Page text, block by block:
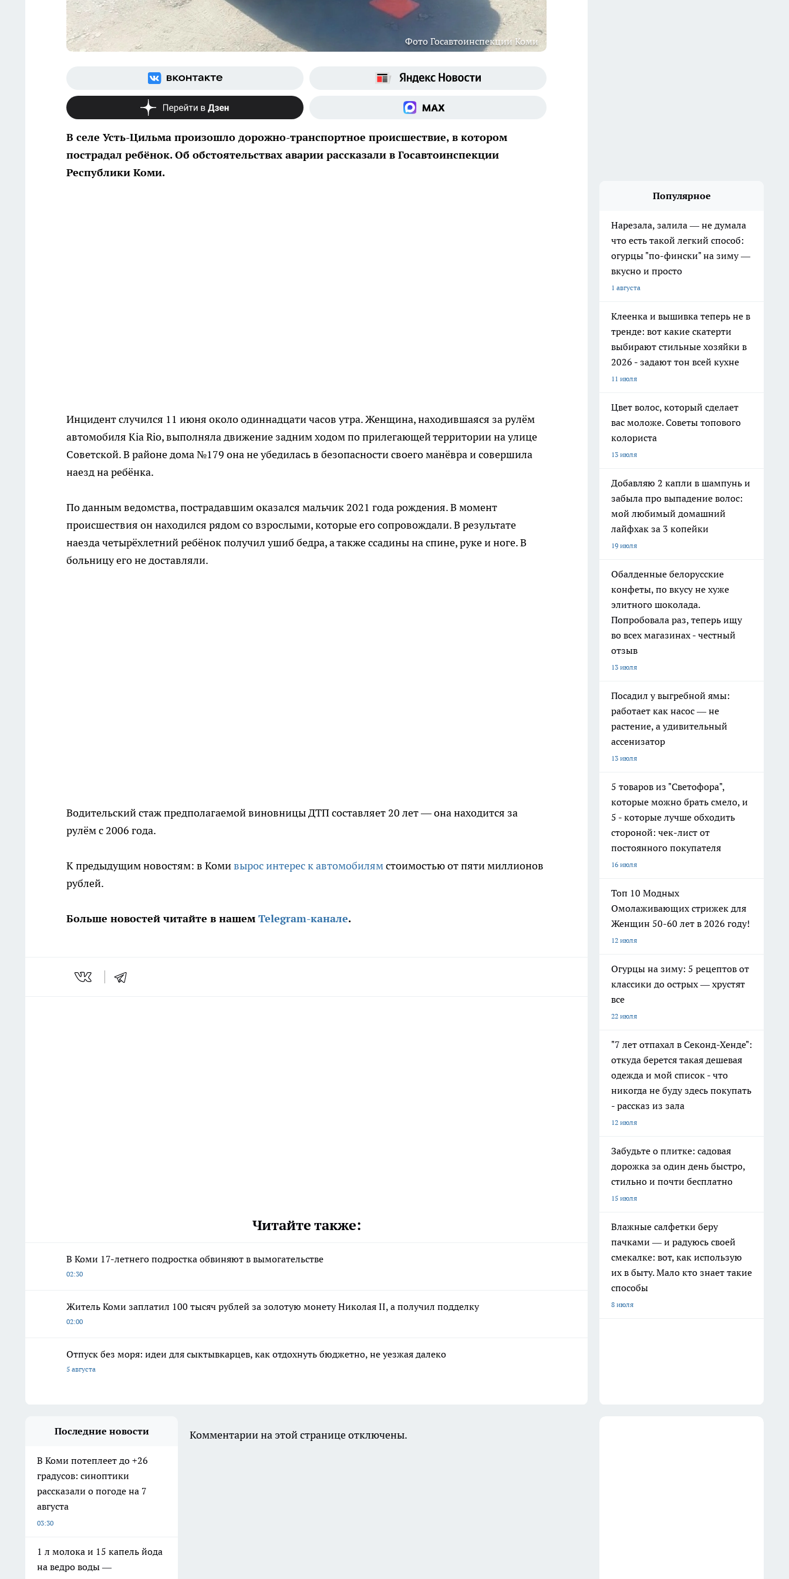
Фото Госавтоинспекции Коми
В селе Усть-Цильма произошло дорожно-транспортное происшествие, в котором
пострадал ребёнок. Об обстоятельствах аварии рассказали в Госавтоинспекции
Республики Коми.
Инцидент случился 11 июня около одиннадцати часов утра. Женщина, находившаяся за рулём
автомобиля Kia Rio, выполняла движение задним ходом по прилегающей территории на улице
Советской. В районе дома №179 она не убедилась в безопасности своего манёвра и совершила
наезд на ребёнка.
По данным ведомства, пострадавшим оказался мальчик 2021 года рождения. В момент
происшествия он находился рядом со взрослыми, которые его сопровождали. В результате
наезда четырёхлетний ребёнок получил ушиб бедра, а также ссадины на спине, руке и ноге. В
больницу его не доставляли.
Водительский стаж предполагаемой виновницы ДТП составляет 20 лет — она находится за
рулём с 2006 года.
К предыдущим новостям: в Комивырос интерес к автомобилямстоимостью от пяти миллионов
рублей.
Больше новостей читайте в нашем Telegram-канале.
Читайте также:
В Коми 17-летнего подростка обвиняют в вымогательстве
02:30
Житель Коми заплатил 100 тысяч рублей за золотую монету Николая II, а получил подделку
02:00
Отпуск без моря: идеи для сыктывкарцев, как отдохнуть бюджетно, не уезжая далеко
5 августа
Популярное
Нарезала, залила — не думала
что есть такой легкий способ:
огурцы "по-фински" на зиму —
вкусно и просто
1 августа
Клеенка и вышивка теперь не в
тренде: вот какие скатерти
выбирают стильные хозяйки в
2026 - задают тон всей кухне
11 июля
Цвет волос, который сделает
вас моложе. Советы топового
колориста
13 июля
Добавляю 2 капли в шампунь и
забыла про выпадение волос:
мой любимый домашний
лайфхак за 3 копейки
19 июля
Обалденные белорусские
конфеты, по вкусу не хуже
элитного шоколада.
Попробовала раз, теперь ищу
во всех магазинах - честный
отзыв
13 июля
Посадил у выгребной ямы:
работает как насос — не
растение, а удивительный
ассенизатор
13 июля
5 товаров из "Светофора",
которые можно брать смело, и
5 - которые лучше обходить
стороной: чек-лист от
постоянного покупателя
16 июля
Топ 10 Модных
Омолаживающих стрижек для
Женщин 50-60 лет в 2026 году!
12 июля
Огурцы на зиму: 5 рецептов от
классики до острых — хрустят
все
22 июля
"7 лет отпахал в Секонд-Хенде":
откуда берется такая дешевая
одежда и мой список - что
никогда не буду здесь покупать
- рассказ из зала
12 июля
Забудьте о плитке: садовая
дорожка за один день быстро,
стильно и почти бесплатно
15 июля
Влажные салфетки беру
пачками — и радуюсь своей
смекалке: вот, как использую
их в быту. Мало кто знает такие
способы
8 июля
Последние новости
В Коми потеплеет до +26
градусов: синоптики
рассказали о погоде на 7
августа
03:30
1 л молока и 15 капель йода
на ведро воды —
Комментарии на этой странице отключены.